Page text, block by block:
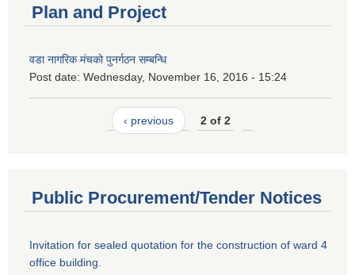
Plan and Project
वडा नागरिक मंचको पुनर्गठन सम्बन्धि
Post date: Wednesday, November 16, 2016 - 15:24
‹ previous 2 of 2
Public Procurement/Tender Notices
Invitation for sealed quotation for the construction of ward 4
office building.